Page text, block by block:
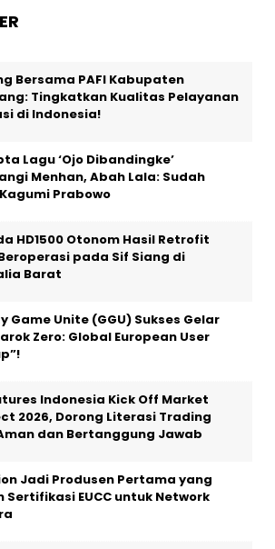
Bersama PAFI Kabupaten
Tingkatkan Kualitas Pelayanan
di Indonesia!
Lagu ‘Ojo Dibandingke’
Menhan, Abah Lala: Sudah
Prabowo
HD1500 Otonom Hasil Retrofit
pada Sif Siang di
Barat
Game Unite (GGU) Sukses Gelar
Zero: Global European User
Indonesia Kick Off Market
2026, Dorong Literasi Trading
dan Bertanggung Jawab
Jadi Produsen Pertama yang
Sertifikasi EUCC untuk Network